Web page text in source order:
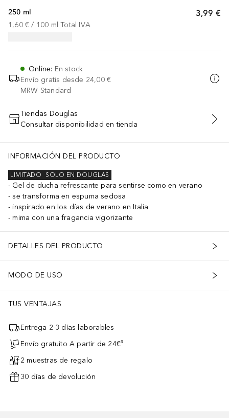
3,99 €
250 ml
1,60 € / 100 ml Total IVA
Online: En stock
Envío gratis desde 24,00 €
MRW Standard
AÑADIR AL CARRITO
Tiendas Douglas
Consultar disponibilidad en tienda
INFORMACIÓN DEL PRODUCTO
SOLO EN DOUGLAS
LIMITADO
Gel de ducha refrescante para sentirse como en verano
se transforma en espuma sedosa
inspirado en los días de verano en Italia
mima con una fragancia vigorizante
DETALLES DEL PRODUCTO
MODO DE USO
TUS VENTAJAS
Entrega 2-3 días laborables
Envío gratuito A partir de 24€³
2 muestras de regalo
30 días de devolución